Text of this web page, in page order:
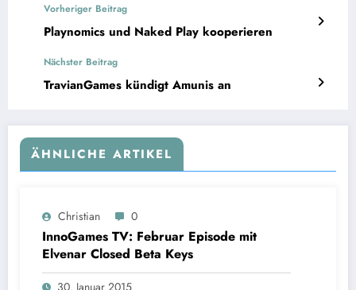
Vorheriger Beitrag
Playnomics und Naked Play kooperieren
Nächster Beitrag
TravianGames kündigt Amunis an
ÄHNLICHE ARTIKEL
Christian 0
InnoGames TV: Februar Episode mit
Elvenar Closed Beta Keys
30. Januar 2015